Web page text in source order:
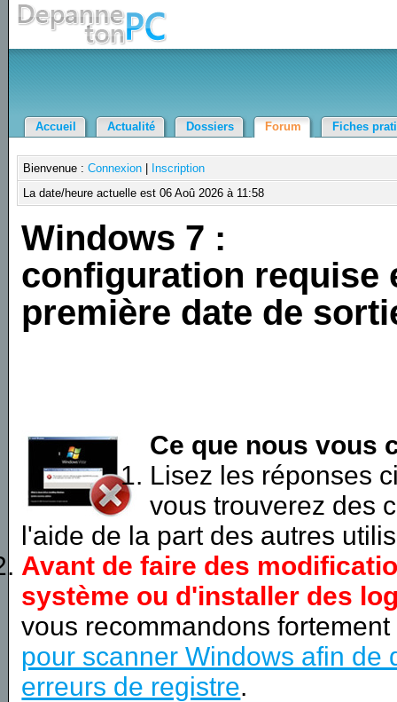
Accueil Actualité Dossiers Forum Fiches
Bienvenue :Connexion
Inscription
La date/heure actuelle est 06 Aoû 2026 à 11:58
Windows 7 :
configuration requise
première date de
Ce que nous vous
Lisez les réponses
vous trouverez des
l'aide de la part des autres
Avant de faire des
système ou d'installer des
vous recommandons
pour scanner Windows afin de
erreurs de registre.